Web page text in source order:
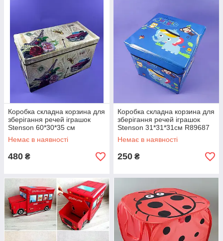
Коробка складна корзина для
зберігання речей іграшок
Stenson 60*30*35 см
WW01365 бежевийколір
Немає в наявності
480 ₴
Коробка складна корзина для
зберігання речей іграшок
Stenson 31*31*31см R89687
синій слоник
Немає в наявності
250 ₴